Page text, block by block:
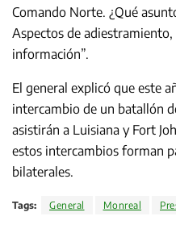
Comando Norte. ¿Qué
Aspectos de
información”.
El general explicó que este
intercambio de un batallón
asistirán a Luisiana y Fort
estos intercambios forman
bilaterales.
Tags: General Monreal